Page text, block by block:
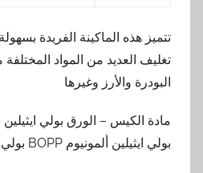
تتميز هذه الماكينة الفريدة
تغليف العديد من المواد
البودرة والأرز وغيرها
مادة الكيس – الورق بولي
بولي ايثيلين ألمونيوم BOPP بولي ايثيلين نيلون